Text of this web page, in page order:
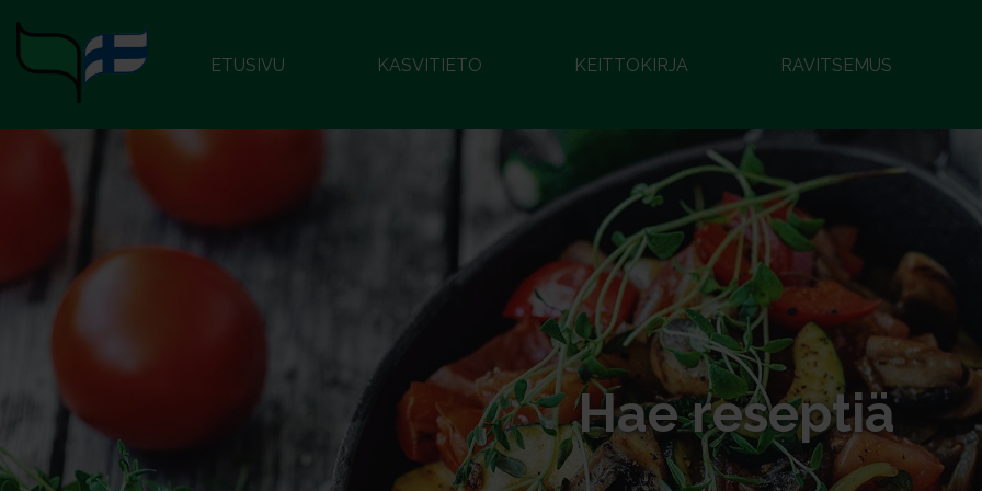
ETUSIVU KASVITIETO KEITTOKIRJA RAVITSEMUS
Hae reseptiä